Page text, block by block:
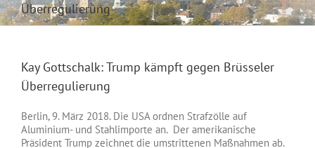
Überregulierung
Kay Gottschalk: Trump kämpft gegen Brüsseler
Überregulierung
Berlin, 9. März 2018. Die USA ordnen Strafzölle auf
Aluminium- und Stahlimporte an. Der amerikanische
Präsident Trump zeichnet die umstrittenen Maßnahmen ab.